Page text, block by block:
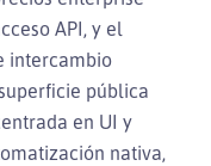
API, y el
intercambio
pública
en UI y
nativa,